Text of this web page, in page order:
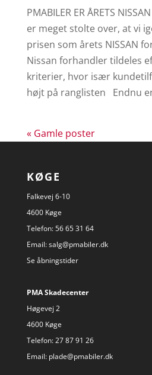
PMABILER ER ÅRETS
er meget stolte over, at vi
prisen som årets NISSAN
Nissan forhandler tildeles
kriterier, hvor især
højt på ranglisten Endnu
« Gamle poster
KØGE
Falkevej 6-10
4600 Køge
Telefon:56 65 31 64
Email:salg@pmabiler.dk
Se åbningstider
PMA Skadecenter
Høgevej 2
4600 Køge
Telefon:27 87 91 26
Email: plade@pmabiler.dk